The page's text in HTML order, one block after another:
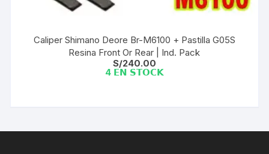
Caliper Shimano Deore Br-M6100 + Pastilla G05S
Resina Front Or Rear | Ind. Pack
S/240.00
4 𝗘𝗡 𝗦𝗧𝗢𝗖𝗞